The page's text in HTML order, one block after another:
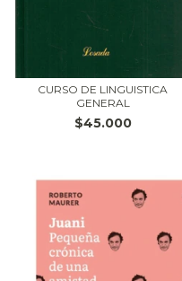
CURSO DE LINGUISTICA
GENERAL
$45.000